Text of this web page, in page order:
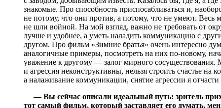
знакомые. Про способность приспосабливаться и,
не потому, что они против, а потому, что не умеют. Весь
не шли войной. На мой взгляд, важно не требовать от
лучше и удобнее, а уметь наладить коммуникацию с
другом. Про фильм «Зимние братья» очень интересно
аналогичные примеры, посмотреть на них по-новому,
уважение к другому — залог мирного сосуществования.
и агрессия неконструктивны, нельзя строить счастье на
а налаживание коммуникации, снятие агрессии я
— Вы сейчас описали идеальный путь: зритель
тот самый фильм, который заставляет его думать,